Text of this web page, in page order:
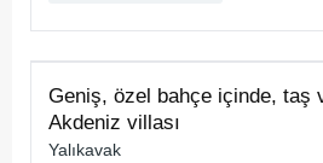
KİRALIK
Geniş, özel bahçe içinde, taş
Akdeniz villası
Yalıkavak